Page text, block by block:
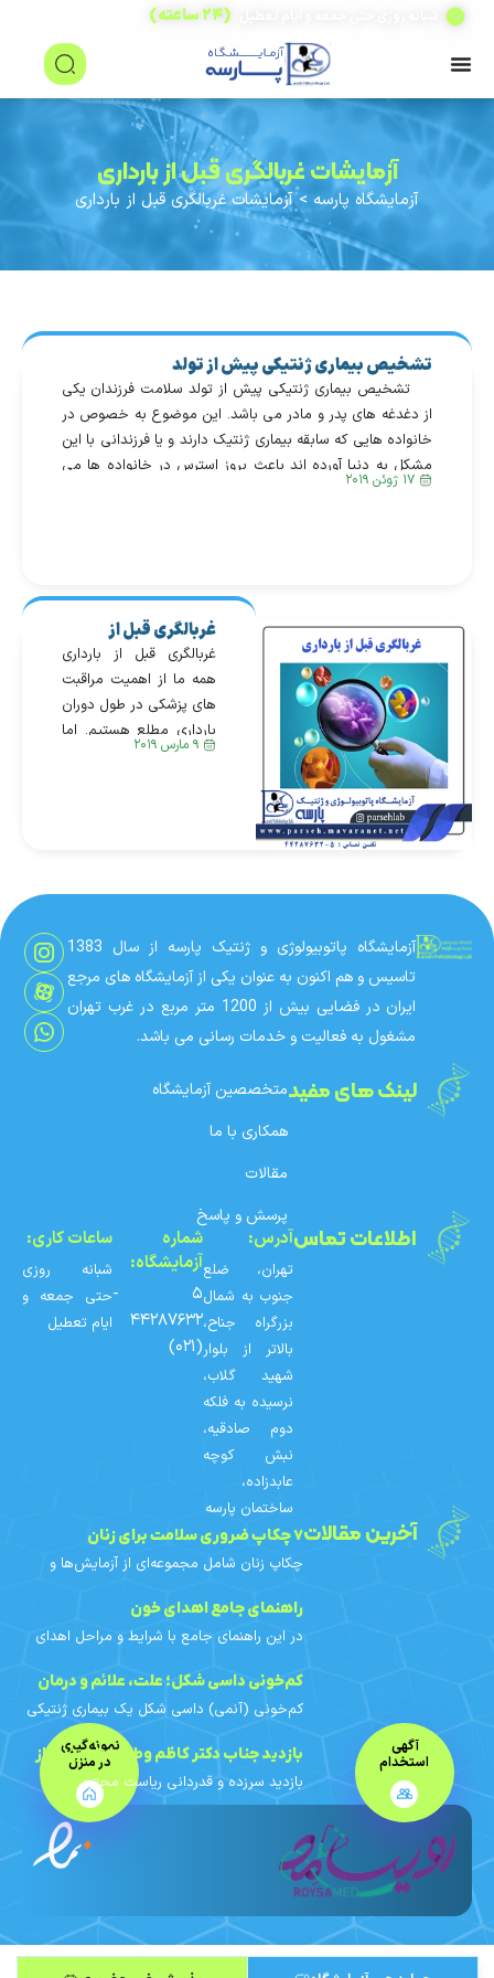
(۲۴ ساعته)
آزمایشات غربالگری قبل از بارداری
آزمایشگاه پارسه >آزمایشات غربالگری قبل از بارداری
تشخیص بیماری ژنتیکی پیش از تولد
تشخیص بیماری ژنتیکی پیش از تولد سلامت فرزندان یکی
از دغدغه های پدر و مادر می باشد. این موضوع به خصوص در
خانواده هایی که سابقه بیماری ژنتیک دارند و یا فرزندانی با این
مشکل به دنیا آورده اند باعث بروز استرس در خانواده ها می
شود. امروزه پیشرفت های فراوانی در علم […]
۱۷ ژوئن ۲۰۱۹
غربالگری قبل از
بارداری
غربالگری قبل از بارداری
همه ما از اهمیت مراقبت
های پزشکی در طول دوران
بارداری مطلع هستیم. اما
مراقبت های قبل از بارداری
نهفته در شما و همسرتان
را […]
۹ مارس ۲۰۱۹
آزمایشگاه پاتوبیولوژی و ژنتیک پارسه از سال 1383
تاسیس و هم اکنون به عنوان یکی از آزمایشگاه های مرجع
ایران در فضایی بیش از 1200 متر مربع در غرب تهران
مشغول به فعالیت و خدمات رسانی می باشد.
لینک های مفیدمتخصصین آزمایشگاه
همکاری با ما
مقالات
پرسش و پاسخ
اطلاعات تماسآدرس:
تهران، ضلع
جنوب به شمال
بزرگراه جناح،
بالاتر از بلوار
شهید گلاب،
نرسیده به فلکه
دوم صادقیه،
نبش کوچه
عابدزاده،
ساختمان پارسه
شماره‌
آزمایشگاه:
۵ -
۴۴۲۸۷۶۳۲
(۰۲۱)
ساعات کاری:
شبانه روزی
حتی جمعه و
ایام تعطیل
آخرین مقالات۷ چکاپ ضروری سلامت برای زنان
چکاپ زنان شامل مجموعه‌ای از آزمایش‌ها و
سابقه خانوادگی و عوامل خطر هر فرد
برنامه‌ریزی می‌شوند. در
راهنمای جامع اهدای خون
در این راهنمای جامع با شرایط و مراحل اهدای
خون بانوان، آزمایش‌های خون اهدایی، فواید و
مراقبت‌های قبل و
کم‌خونی داسی‌ شکل؛ علت، علائم و درمان
کم‌خونی (آنمی) داسی‌ شکل یک بیماری ژنتیکی
ارثی است. در این مقاله با علائم، علت ژنتیکی،
روش‌های تشخیص، الگوی وراثت و اهمیت
مشاوره ژنتیک آشنا
بازدید جناب دکتر کاظم وطن خواه یزدی از
آزمایشگاه پارسه
بازدید سرزده و قدردانی ریاست محترم
آزمایشگاه محترم مرجع سلامت، جناب دکتر
کاظم وطن خواه یزدی از مجموعه آزمایشگاه
پاتوبیولوژی و ژنتیک پارسه در این
نمونه‌گیری
در منزل
آگهی
استخدام